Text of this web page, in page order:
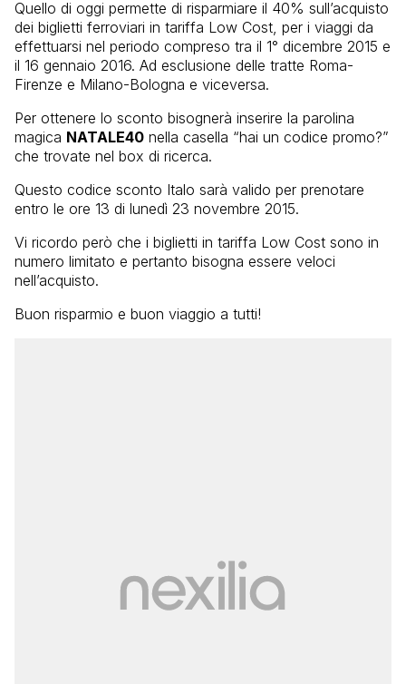
Quello di oggi permette di risparmiare il 40% sull’acquisto
dei biglietti ferroviari in tariffa Low Cost, per i viaggi da
effettuarsi nel periodo compreso tra il 1° dicembre 2015 e
il 16 gennaio 2016. Ad esclusione delle tratte Roma-
Firenze e Milano-Bologna e viceversa.
Per ottenere lo sconto bisognerà inserire la parolina
magica NATALE40 nella casella “hai un codice promo?”
che trovate nel box di ricerca.
Questo codice sconto Italo sarà valido per prenotare
entro le ore 13 di lunedì 23 novembre 2015.
Vi ricordo però che i biglietti in tariffa Low Cost sono in
numero limitato e pertanto bisogna essere veloci
nell’acquisto.
Buon risparmio e buon viaggio a tutti!